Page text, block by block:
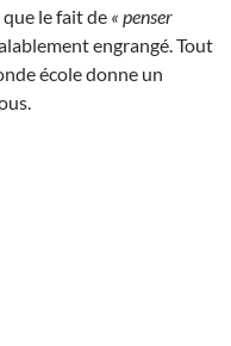
le fait de « penser
engrangé. Tout
école donne un